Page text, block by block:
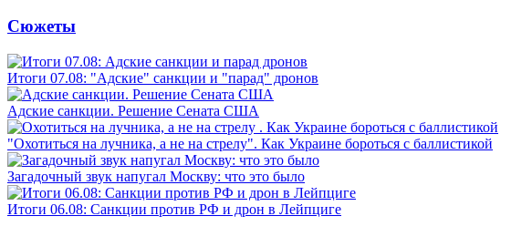
Сюжеты
Итоги 07.08: "Адские" санкции и "парад" дронов
Адские санкции. Решение Сената США
"Охотиться на лучника, а не на стрелу". Как Украине бороться с баллистикой
Загадочный звук напугал Москву: что это было
Итоги 06.08: Санкции против РФ и дрон в Лейпциге